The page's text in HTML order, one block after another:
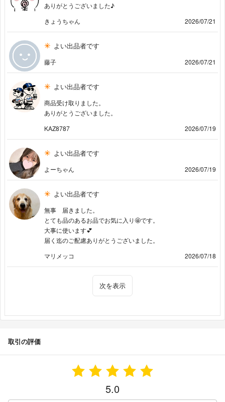
ありがとうございました♪
きょうちゃん
2026/07/21
よい出品者です
藤子 2026/07/21
よい出品者です
商品受け取りました。
ありがとうございました。
KAZ8787
2026/07/19
よい出品者です
よーちゃん 2026/07/19
よい出品者です
無事 届きました。
とても品のあるお品でお気に入り🤩です。
大事に使います💕
届く迄のご配慮ありがとうございました。
マリメッコ
2026/07/18
次を表示
取引の評価
5.0